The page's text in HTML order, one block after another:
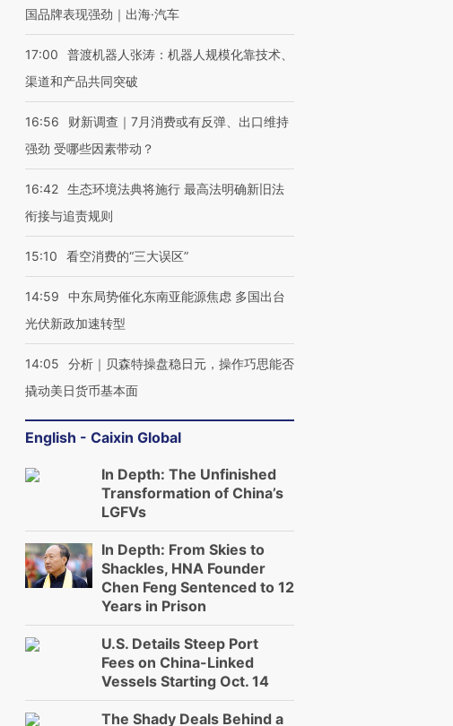
国品牌表现强劲｜出海·汽车
17:00
普渡机器人张涛：机器人规模化靠技术、
渠道和产品共同突破
16:56
财新调查｜7月消费或有反弹、出口维持
强劲 受哪些因素带动？
16:42 生态环境法典将施行 最高法明确新旧法
衔接与追责规则
15:10 看空消费的“三大误区”
14:59
中东局势催化东南亚能源焦虑 多国出台
光伏新政加速转型
14:05
分析｜贝森特操盘稳日元，操作巧思能否
撬动美日货币基本面
English - Caixin Global
In Depth: The Unfinished
Transformation of China’s
LGFVs
In Depth: From Skies to
Shackles, HNA Founder
Chen Feng Sentenced to 12
Years in Prison
U.S. Details Steep Port
Fees on China-Linked
Vessels Starting Oct. 14
The Shady Deals Behind a